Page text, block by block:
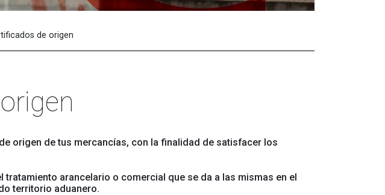
de origen
origen de tus mercancías, con la finalidad de satisfacer los
arancelario o comercial que se da a las mismas en el
territorio aduanero.